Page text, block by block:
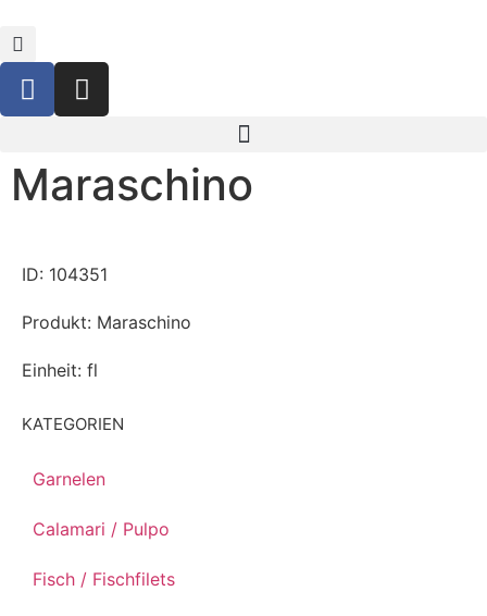
Maraschino
KATEGORIEN
Garnelen
Calamari / Pulpo
Fisch / Fischfilets
ID: 104351
Produkt: Maraschino
Einheit: fl